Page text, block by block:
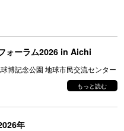
ォーラム2026 in Aichi
博記念公園 地球市民交流センター
もっと読む
年